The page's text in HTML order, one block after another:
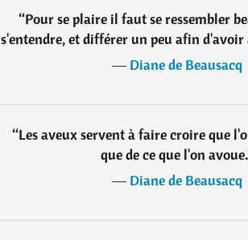
“Pour se plaire il faut se ressembler
s'entendre, et différer un peu afin d'avoir
―Diane de Beausacq
“Les aveux servent à faire croire que
que de ce que l'on avoue.
―Diane de Beausacq